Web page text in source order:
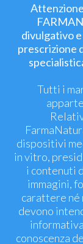
divulgativo
prescrizione
Tutti i
dispositivi
in vitro,
i contenuti
immagini,
carattere né
devono
conoscenza